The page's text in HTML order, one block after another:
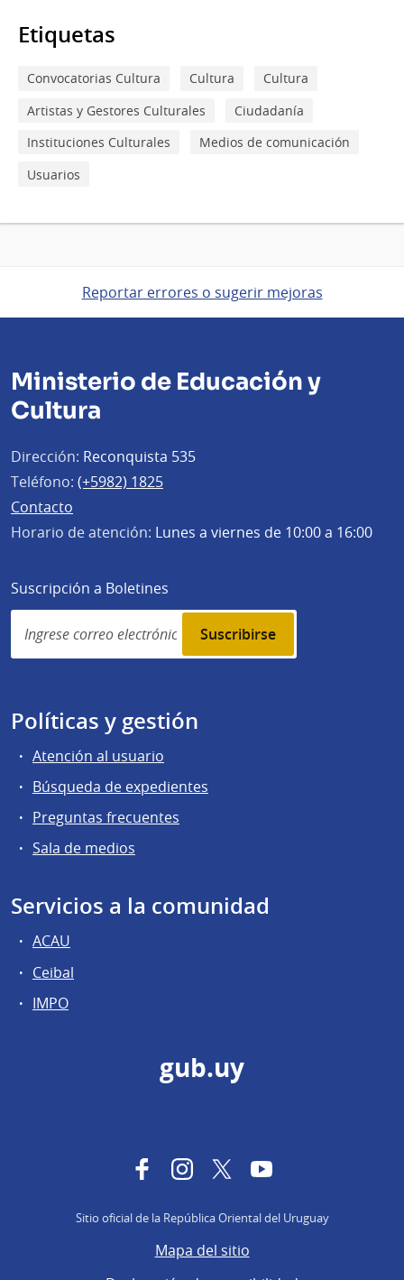
Etiquetas
Convocatorias Cultura Cultura
Cultura
Artistas y Gestores Culturales
Ciudadanía
Instituciones Culturales
Medios de comunicación
Usuarios
Reportar errores o sugerir mejoras
Ministerio de Educación y
Cultura
Dirección: Reconquista 535
Teléfono: (+5982) 1825
Contacto
Horario de atención: Lunes a viernes de 10:00 a 16:00
Suscripción a Boletines
Simplenews
subscription
Políticas y gestión
Atención al usuario
Búsqueda de expedientes
Preguntas frecuentes
Sala de medios
Servicios a la comunidad
ACAU
Ceibal
IMPO
gub.uy
FacebookInstagram
TwitterYouTube
Sitio oficial de la República Oriental del Uruguay
Mapa del sitio